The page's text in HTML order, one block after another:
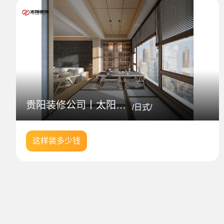
贵阳装修公司丨太阳谷日式原木风格案例分享 /日式/
这样装多少钱